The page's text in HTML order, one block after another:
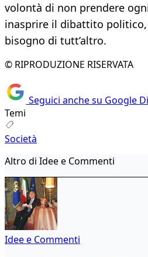
volontà di non prendere
inasprire il dibattito politico,
bisogno di tutt’altro.
© RIPRODUZIONE RISERVATA
Seguici anche su Google
Temi
Società
Altro di Idee e Commenti
Idee e Commenti